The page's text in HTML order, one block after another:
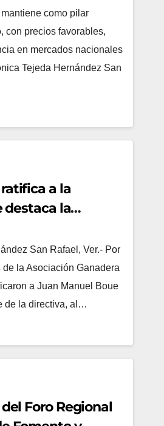
como pilar
con precios favorables,
en mercados nacionales
Tejeda Hernández San
a la
destaca la
pecuario en
del
San Rafael, Ver.- Por
la Asociación Ganadera
a Juan Manuel Boue
de la directiva, al…
Foro Regional